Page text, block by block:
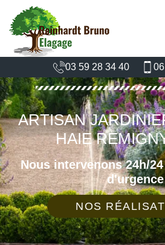
03 59 28 34 40
ARTISAN
HAIE
Nous intervenons 24h/
d'urgence
NOS